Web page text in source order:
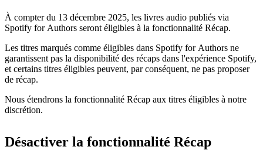
À compter du 13 décembre 2025, les livres audio publiés via
Spotify for Authors seront éligibles à la fonctionnalité Récap.
Les titres marqués comme éligibles dans Spotify for Authors ne
garantissent pas la disponibilité des récaps dans l'expérience Spotify,
et certains titres éligibles peuvent, par conséquent, ne pas proposer
de récap.
Nous étendrons la fonctionnalité Récap aux titres éligibles à notre
discrétion.
Désactiver la fonctionnalité Récap